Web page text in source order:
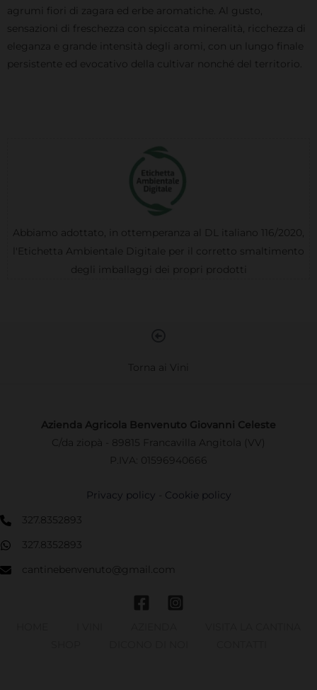
agrumi fiori di zagara ed erbe aromatiche. Al gusto,
sensazioni di freschezza con spiccata mineralità, ricchezza di
eleganza e grande intensità degli aromi, con un lungo finale
persistente ed evocativo della cultivar nonché del territorio.
Abbiamo adottato, in ottemperanza al DL italiano 116/2020,
l'Etichetta Ambientale Digitale per il corretto smaltimento
degli imballaggi dei propri prodotti
Torna ai Vini
Azienda Agricola Benvenuto Giovanni Celeste
C/da ziopà - 89815 Francavilla Angitola (VV)
P.IVA: 01596940666
Privacy policy Cookie policy
327.8352893
327.8352893
cantinebenvenuto@gmail.com